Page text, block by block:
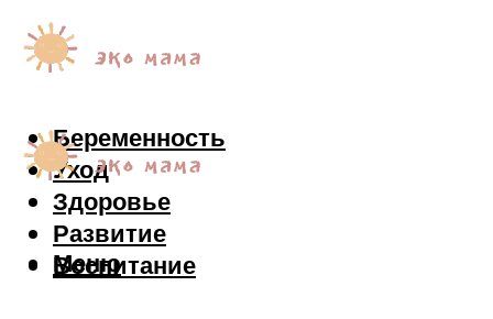
Беременность
Уход
Здоровье
Развитие
Воспитание
Меню